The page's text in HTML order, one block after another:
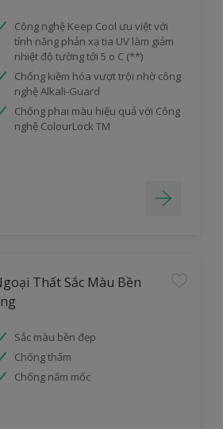
Công nghệ Keep Cool ưu việt với
tính năng phản xạ tia UV làm giảm
nhiệt độ tường tới 5 o C (**)
Chống kiềm hóa vượt trội nhờ công
nghệ Alkali-Guard
Chống phai màu hiệu quả với Công
nghệ ColourLock TM
Thất Sắc Màu Bền
Sắc màu bền đẹp
Chống thấm
Chống nấm mốc